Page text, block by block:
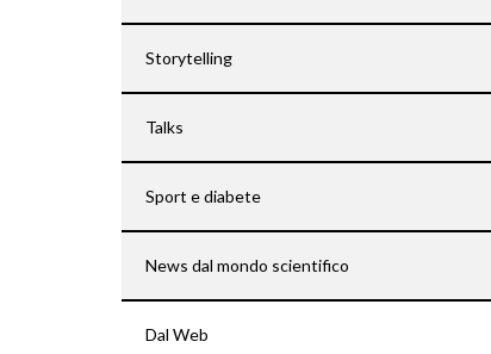
Storytelling
Talks
Sport e diabete
News dal mondo scientifico
Dal Web